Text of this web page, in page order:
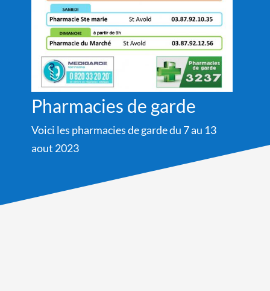
Pharmacies de garde
Voici les pharmacies de garde du 7 au 13
aout 2023